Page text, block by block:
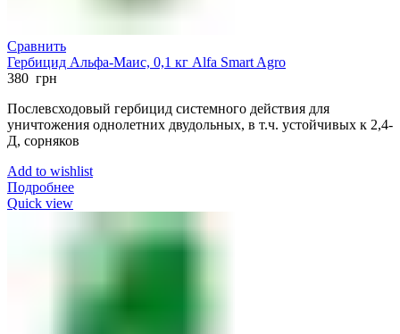
Сравнить
Гербицид Альфа-Маис, 0,1 кг Alfa Smart Agro
380 грн
Послевсходовый гербицид системного действия для
уничтожения однолетних двудольных, в т.ч. устойчивых к 2,4-
Д, сорняков
Add to wishlist
Подробнее
Quick view